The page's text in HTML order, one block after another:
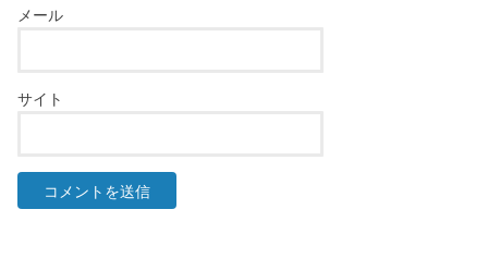
メール
サイト